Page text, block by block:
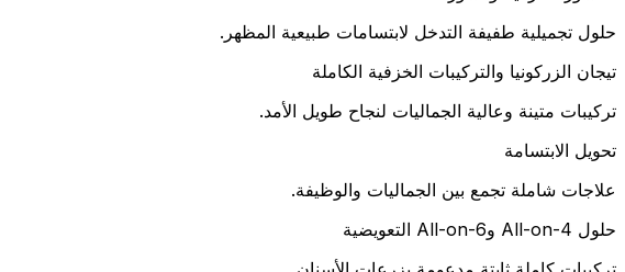
حلول تجميلية طفيفة التدخل لابتسامات طبيعية المظهر.
تيجان الزركونيا والتركيبات الخزفية الكاملة
تركيبات متينة وعالية الجماليات لنجاح طويل الأمد.
تحويل الابتسامة
علاجات شاملة تجمع بين الجماليات والوظيفة.
حلول All-on-4 وAll-on-6 التعويضية